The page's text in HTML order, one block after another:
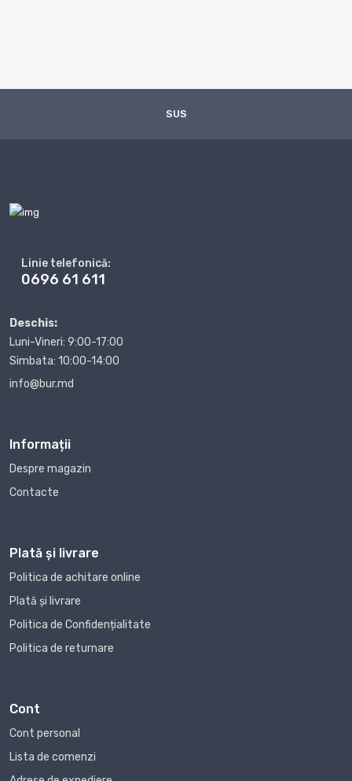
SUS
Linie telefonică:
0696 61 611
Deschis:
Luni-Vineri: 9:00-17:00
Simbata: 10:00-14:00
info@bur.md
Informații
Despre magazin
Contacte
Plată și livrare
Politica de achitare online
Plată și livrare
Politica de Confidențialitate
Politica de returnare
Cont
Cont personal
Lista de comenzi